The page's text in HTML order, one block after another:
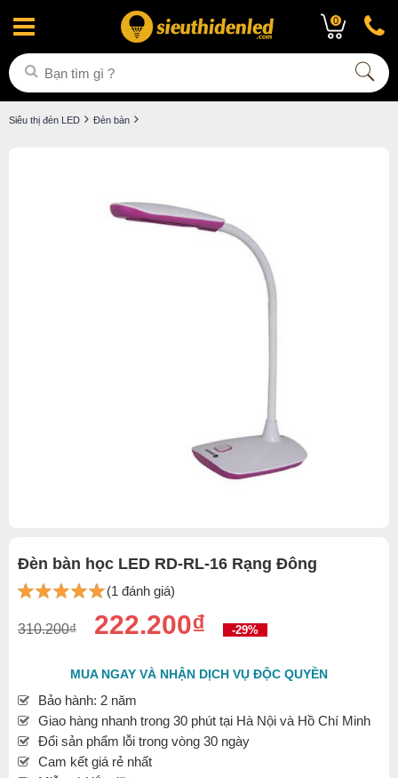
0
Siêu thị đèn LED Đèn bàn
Đèn bàn học LED RD-RL-16 Rạng Đông
(1 đánh giá)
310.200₫ 222.200₫ -29%
MUA NGAY VÀ NHẬN DỊCH VỤ ĐỘC QUYỀN
Bảo hành: 2 năm
Giao hàng nhanh trong 30 phút tại Hà Nội và Hồ Chí Minh
Đổi sản phẩm lỗi trong vòng 30 ngày
Cam kết giá rẻ nhất